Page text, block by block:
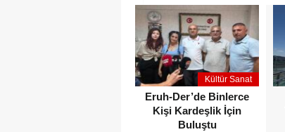
İş İlanları
Kültür Sanat
Eruh-Der’de Binlerce
Kişi Kardeşlik İçin
Buluştu